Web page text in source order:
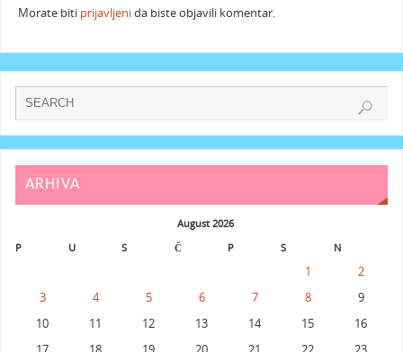
Morate biti prijavljenida biste objavili komentar.
ARHIVA
August 2026
P
U S Č P S N
1
2
3
4 5 6 7 8
9
10
11 12 13 14 15
16